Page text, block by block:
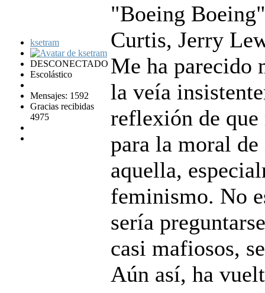
ksetram
DESCONECTADO
Escolástico
Mensajes: 1592
Gracias recibidas
4975
"Boeing
Curtis, Jerry
Me ha parecido
la veía
reflexión de que
para la moral de
aquella,
feminismo. No
sería
casi mafiosos,
Aún así, ha